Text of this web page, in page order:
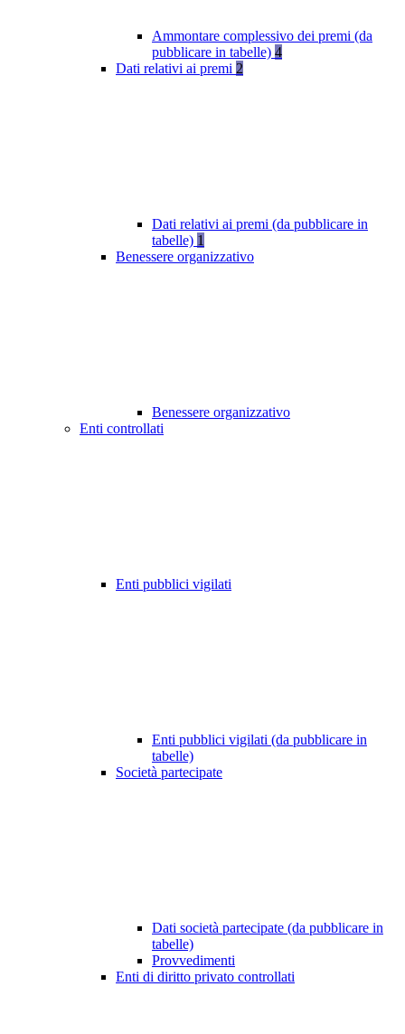
Ammontare complessivo dei premi (da
pubblicare in tabelle) 4
Dati relativi ai premi 2
Dati relativi ai premi (da pubblicare in
tabelle) 1
Benessere organizzativo
Benessere organizzativo
Enti controllati
Enti pubblici vigilati
Enti pubblici vigilati (da pubblicare in
tabelle)
Società partecipate
Dati società partecipate (da pubblicare in
tabelle)
Provvedimenti
Enti di diritto privato controllati